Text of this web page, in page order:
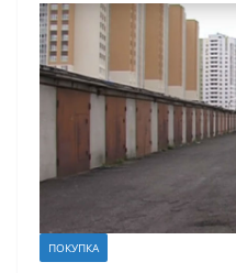
ПОКУПКА